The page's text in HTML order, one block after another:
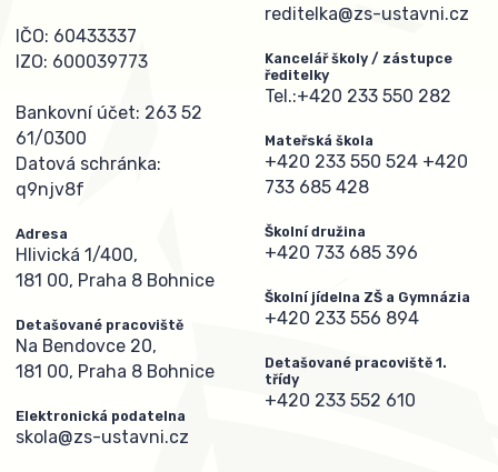
IČO: 60433337
IZO: 600039773
Bankovní účet: 263 52
61/0300
Datová schránka:
q9njv8f
Adresa
Hlivická 1/400,
181 00, Praha 8 Bohnice
Detašované pracoviště
Na Bendovce 20,
181 00, Praha 8 Bohnice
Elektronická podatelna
skola@zs-ustavni.cz
reditelka@zs-ustavni.cz
Kancelář školy / zástupce
ředitelky
Tel.:+420 233 550 282
Mateřská škola
+420 233 550 524 +420
733 685 428
Školní družina
+420 733 685 396
Školní jídelna ZŠ a Gymnázia
+420 233 556 894
Detašované pracoviště 1.
třídy
+420 233 552 610